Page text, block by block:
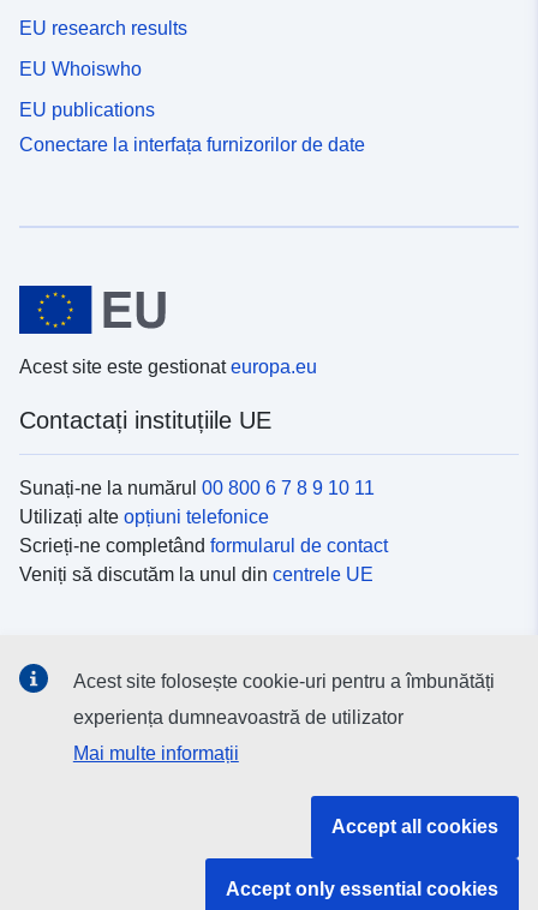
EU research results
EU Whoiswho
EU publications
Conectare la interfața furnizorilor de date
Acest site este gestionateuropa.eu
Contactați instituțiile UE
Sunați-ne la numărul 00 800 6 7 8 9 10 11
Utilizați alte opțiuni telefonice
Scrieți-ne completând formularul de contact
Veniți să discutăm la unul din centrele UE
Descoperiți canalele UEpe rețelele sociale
Instituțiile și organismele UE
Acest site folosește cookie-uri pentru a îmbunătăți
experiența dumneavoastră de utilizator
Mai multe informații
Accept all cookies
Accept only essential cookies